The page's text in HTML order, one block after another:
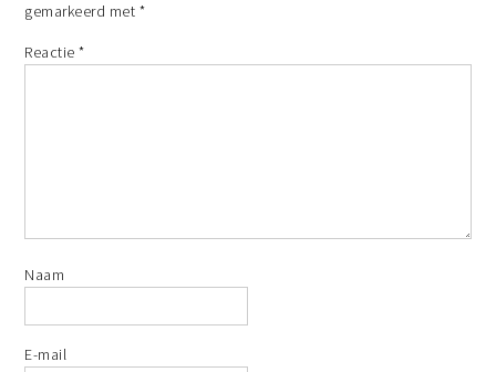
gemarkeerd met *
Reactie*
Naam
E-mail